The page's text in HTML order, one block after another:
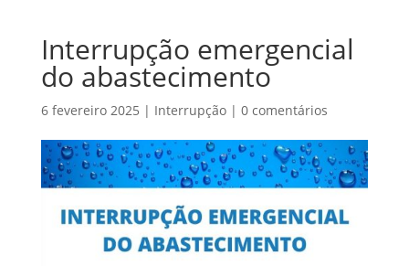
Interrupção emergencial
do abastecimento
6 fevereiro 2025 | Interrupção| 0 comentários